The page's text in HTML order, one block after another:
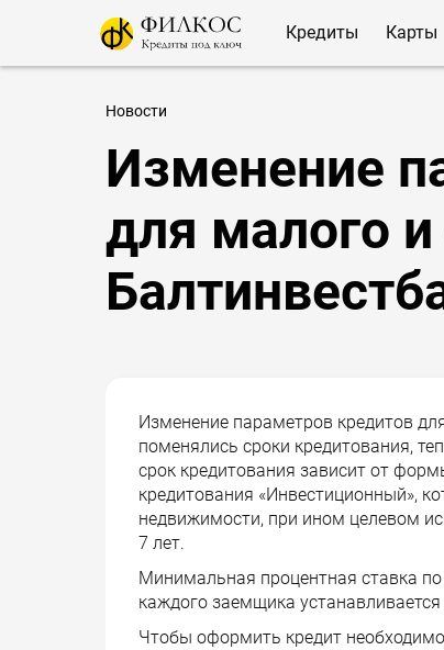
Кредиты Карты
Новости
Изменение
для малого и
Изменение параметров кредитов
поменялись сроки кредитования,
срок кредитования зависит от
кредитования «Инвестиционный»,
недвижимости, при ином целевом
7 лет.
Минимальная процентная ставка
каждого заемщика
Чтобы оформить кредит